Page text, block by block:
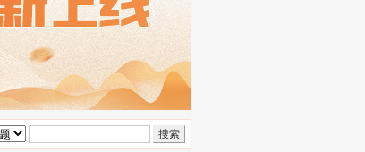
省科学技术厅关于征集2025浦江创
坛—全球技术转移大会参展项目
省科学技术厅关于组织参加2025中